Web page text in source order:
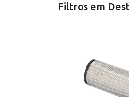
Filtros em